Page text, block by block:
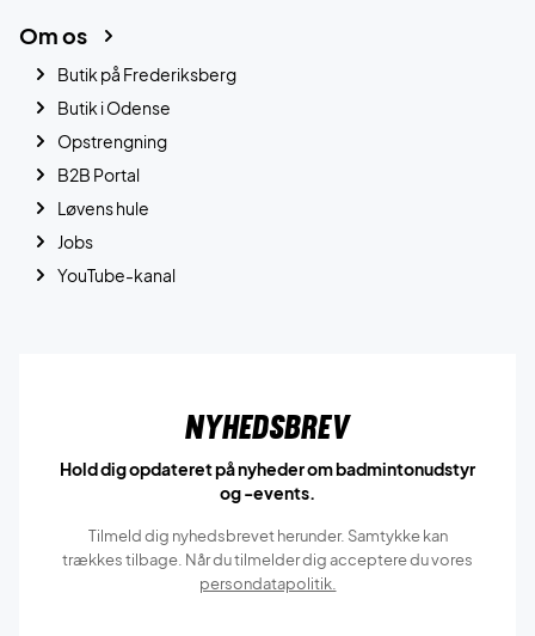
Om os
Butik på Frederiksberg
Butik i Odense
Opstrengning
B2B Portal
Løvens hule
Jobs
YouTube-kanal
Nyhedsbrev
Hold dig opdateret på nyheder om badmintonudstyr
og -events.
Tilmeld dig nyhedsbrevet herunder. Samtykke kan
trækkes tilbage. Når du tilmelder dig acceptere du vores
persondatapolitik.